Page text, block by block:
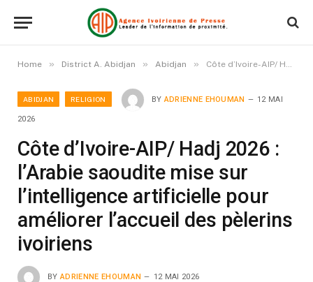
Home » District A. Abidjan » Abidjan » Côte d’Ivoire-AIP/ Hadj 2026 : l’Arabie saoudite mise sur l’intelligence artificielle pour améliorer l’accueil des pèlerins ivoiriens
ABIDJAN RELIGION BY ADRIENNE EHOUMAN 12 MAI
2026
Côte d’Ivoire-AIP/ Hadj 2026 :
l’Arabie saoudite mise sur
l’intelligence artificielle pour
améliorer l’accueil des pèlerins
ivoiriens
BY ADRIENNE EHOUMAN 12 MAI 2026